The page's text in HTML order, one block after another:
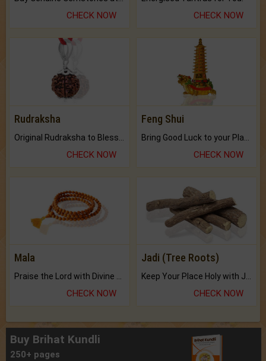
CHECK NOW CHECK NOW
Rudraksha
CHECK NOW
Feng Shui
CHECK NOW
Mala
Praise the Lord with Divine Energies of Mala.
CHECK NOW
Jadi (Tree Roots)
Keep Your Place Holy with Jadi.
CHECK NOW
Buy Brihat Kundli
250+ pages